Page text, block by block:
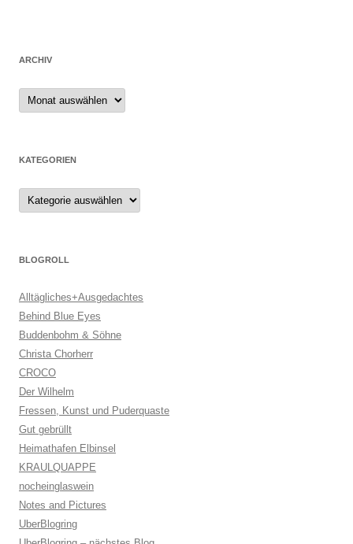
ARCHIV
Archiv
KATEGORIEN
Kategorien
BLOGROLL
Alltägliches+Ausgedachtes
Behind Blue Eyes
Buddenbohm & Söhne
Christa Chorherr
CROCO
Der Wilhelm
Fressen, Kunst und Puderquaste
Gut gebrüllt
Heimathafen Elbinsel
KRAULQUAPPE
nocheinglaswein
Notes and Pictures
UberBlogring